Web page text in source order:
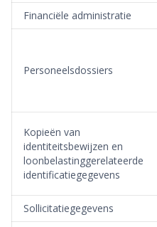
Financiële administratie
Personeelsdossiers
Kopieën van
identiteitsbewijzen en
loonbelastinggerelateerde
identificatiegegevens
Sollicitatiegegevens